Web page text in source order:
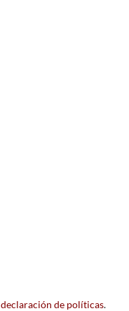
declaración de políticas.